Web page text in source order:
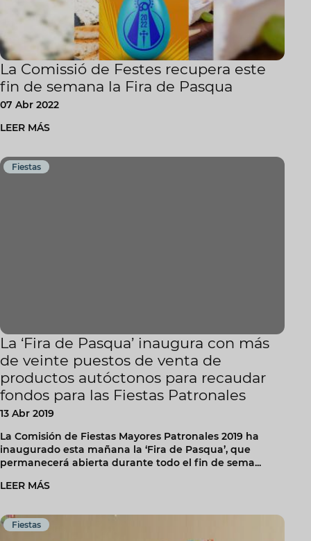
La Comissió de Festes recupera este
fin de semana la Fira de Pasqua
07 Abr 2022
LEER MÁS
Fiestas
La ‘Fira de Pasqua’ inaugura con más
de veinte puestos de venta de
productos autóctonos para recaudar
fondos para las Fiestas Patronales
13 Abr 2019
La Comisión de Fiestas Mayores Patronales 2019 ha
inaugurado esta mañana la ‘Fira de Pasqua’, que
permanecerá abierta durante todo el fin de sema...
LEER MÁS
Fiestas